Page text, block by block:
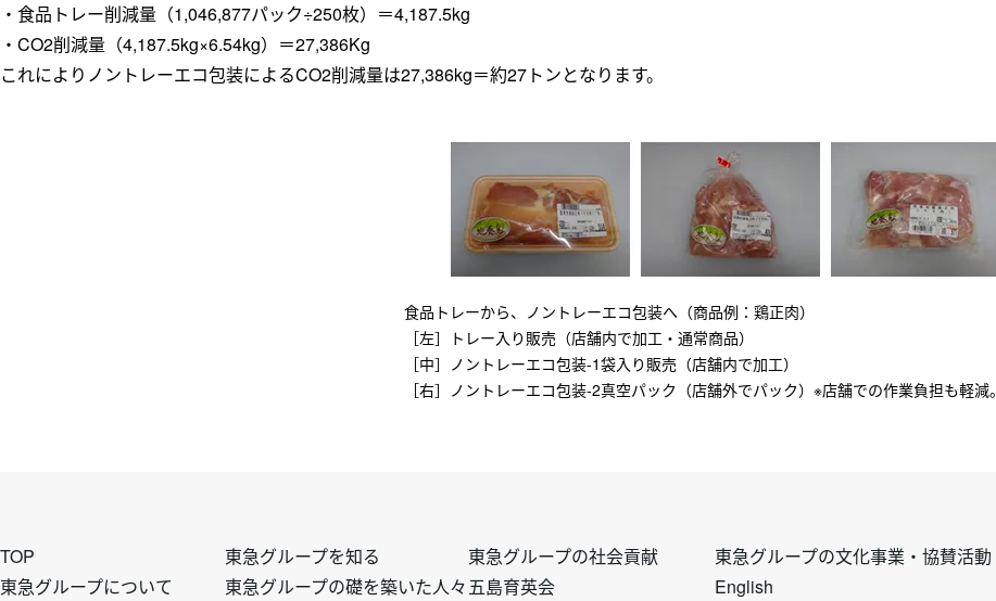
・食品トレー削減量（1,046,877パック÷250枚）＝4,187.5kg
・CO2削減量（4,187.5kg×6.54kg）＝27,386Kg
これによりノントレーエコ包装によるCO2削減量は27,386kg＝約27トンとなります。
食品トレーから、ノントレーエコ包装へ（商品例：鶏正肉）
［左］トレー入り販売（店舗内で加工・通常商品）
［中］ノントレーエコ包装-1袋入り販売（店舗内で加工）
［右］ノントレーエコ包装-2真空パック（店舗外でパック）※店舗での作業負担も軽減。
フ
TOP
東急グループについて
フ
東急グループを知る
東急グループの礎を築いた人々フ
東急グループの社会貢献
五島育英会
フ
東急グループの文化事業・協賛活動
English